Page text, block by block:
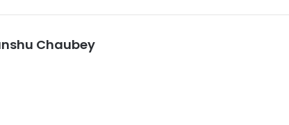
Chaubey